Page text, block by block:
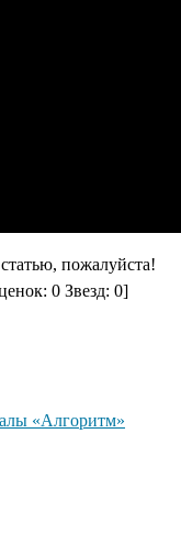
пожалуйста!
0 Звезд: 0]
«Алгоритм»